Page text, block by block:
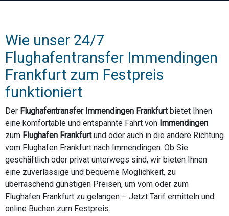
Wie unser 24/7
Flughafentransfer Immendingen
Frankfurt zum Festpreis
funktioniert
Der Flughafentransfer Immendingen Frankfurtbietet Ihnen
eine komfortable und entspannte Fahrt von Immendingen
zum Flughafen Frankfurtund oder auch in die andere Richtung
vom Flughafen Frankfurt nach Immendingen. Ob Sie
geschäftlich oder privat unterwegs sind, wir bieten Ihnen
eine zuverlässige und bequeme Möglichkeit, zu
überraschend günstigen Preisen, um vom oder zum
Flughafen Frankfurt zu gelangen – Jetzt Tarif ermitteln und
online Buchen zum Festpreis.